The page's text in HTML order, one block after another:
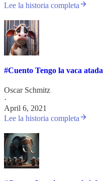
Lee la historia completa
#Cuento Tengo la vaca atada
Oscar Schmitz
·
April 6, 2021
Lee la historia completa